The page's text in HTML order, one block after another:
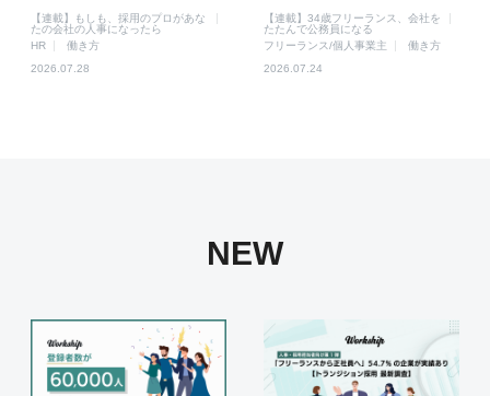
【連載】もしも、採用のプロがあな
たの会社の人事になったら
HR
働き方
2026.07.28
【連載】34歳フリーランス、会社を
たたんで公務員になる
フリーランス/個人事業主
働き方
2026.07.24
NEW